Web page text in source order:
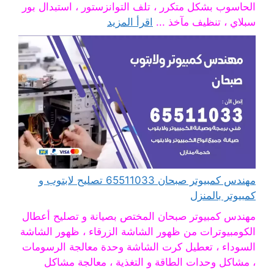
الحاسوب بشكل متكرر ، تلف التوانزستور ، استبدال بور
سبلاي ، تنظيف مآخذ ... اقرأ المزيد
مهندس كمبيوتر صبحان 65511033 تصليح لابتوب و
كمبيوتر بالمنزل
مهندس كمبيوتر صبحان المختص بصيانة و تصليح أعطال
الكومبيوترات من ظهور الشاشة الزرقاء ، ظهور الشاشة
السوداء ، تعطيل كرت الشاشة وحدة معالجة الرسومات
، مشاكل وحدات الطاقة و التغذية ، معالجة مشاكل